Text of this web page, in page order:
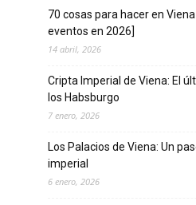
70 cosas para hacer en
eventos en 2026]
14 abril, 2026
Cripta Imperial de Viena: El
los Habsburgo
7 enero, 2026
Los Palacios de Viena: Un
imperial
6 enero, 2026